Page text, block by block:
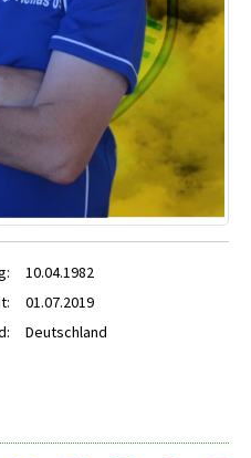
10.04.1982
01.07.2019
Deutschland